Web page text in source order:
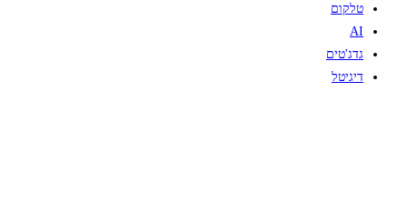
טלקום
AI
גדג'טים
דיגיטל